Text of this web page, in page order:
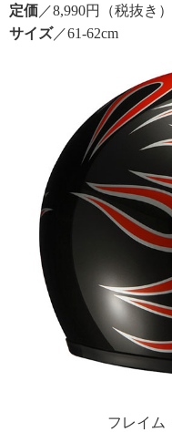
定価 ／8,990円（税抜き）
サイズ／61-62cm
フレイム